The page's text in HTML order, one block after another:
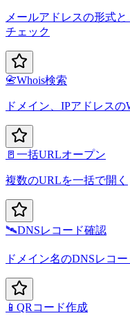
メールアドレスの形式
チェック
📇Whois検索
ドメイン、IPアドレスの
🚪 一括URLオープン
複数のURLを一括で開く
🛰️DNSレコード確認
ドメイン名のDNSレコ
📱 QRコード作成